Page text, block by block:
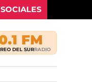
SOCIALES